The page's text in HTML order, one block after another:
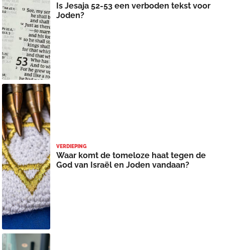
Is Jesaja 52-53 een verboden tekst voor
Joden?
VERDIEPING
Waar komt de tomeloze haat tegen de
God van Israël en Joden vandaan?